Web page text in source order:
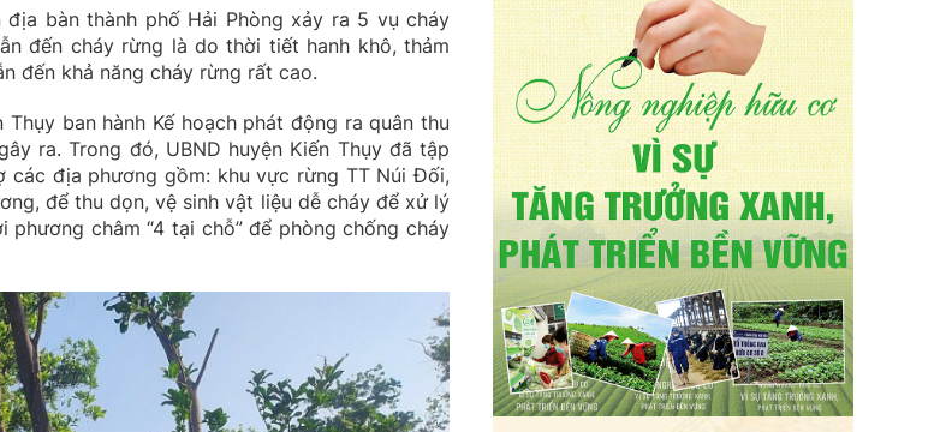
bàn thành phố Hải Phòng xảy ra 5 vụ cháy
đến cháy rừng là do thời tiết hanh khô, thảm
đến khả năng cháy rừng rất cao.
ban hành Kế hoạch phát động ra quân thu
ra. Trong đó, UBND huyện Kiến Thụy đã tập
địa phương gồm: khu vực rừng TT Núi Đối,
để thu dọn, vệ sinh vật liệu dễ cháy để xử lý
châm “4 tại chỗ” để phòng chống cháy